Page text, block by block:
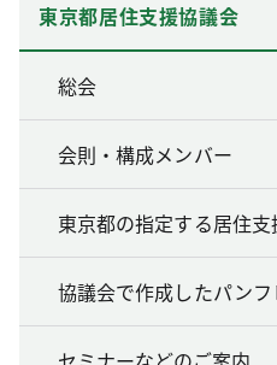
東京都居住支援協議会
総会
会則・構成メンバー
東京都の指定する居住
協議会で作成したパン